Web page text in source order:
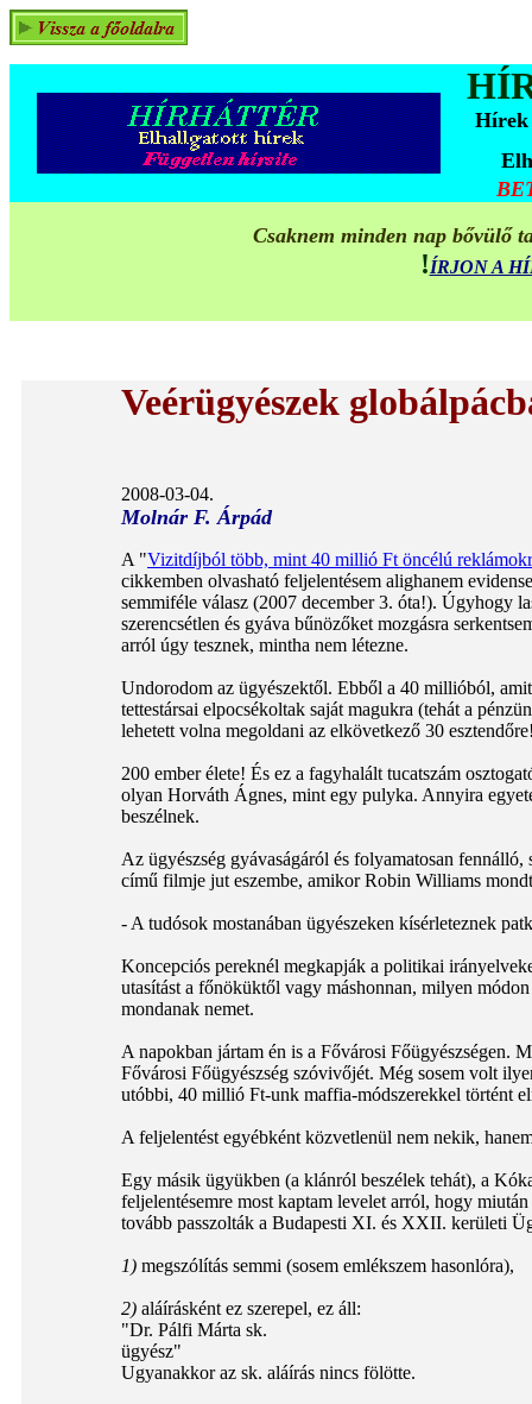
Hírek
Csaknem minden nap bővülő
!ÍRJON A
Veérügyészek
2008-03-04.
Molnár F. Árpád
A "Vizitdíjból több, mint 40 millió Ft öncélú
cikkemben olvasható feljelentésem alighanem
semmiféle válasz (2007 december 3. óta!). Úgyhogy
szerencsétlen és gyáva bűnözőket mozgásra
arról úgy tesznek, mintha nem létezne.
Undorodom az ügyészektől. Ebből a 40 millióból,
tettestársai elpocsékoltak saját magukra (tehát a
lehetett volna megoldani az elkövetkező 30
200 ember élete! És ez a fagyhalált tucatszám
olyan Horváth Ágnes, mint egy pulyka. Annyira
beszélnek.
Az ügyészség gyávaságáról és folyamatosan
című filmje jut eszembe, amikor Robin Williams
- A tudósok mostanában ügyészeken kísérleteznek
Koncepciós pereknél megkapják a politikai
utasítást a főnöküktől vagy máshonnan, milyen
mondanak nemet.
A napokban jártam én is a Fővárosi Főügyészségen.
Fővárosi Főügyészség szóvivőjét. Még sosem volt
utóbbi, 40 millió Ft-unk maffia-módszerekkel történt
A feljelentést egyébként közvetlenül nem nekik,
Egy másik ügyükben (a klánról beszélek tehát), a
feljelentésemre most kaptam levelet arról, hogy
tovább passzolták a Budapesti XI. és XXII. kerületi
1) megszólítás semmi (sosem emlékszem hasonlóra),
2) aláírásként ez szerepel, ez áll:
"Dr. Pálfi Márta sk.
ügyész"
Ugyanakkor az sk. aláírás nincs fölötte.